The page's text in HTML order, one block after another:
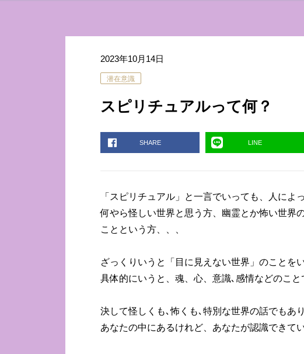
2023年10月14日
潜在意識
スピリチュアルって何？
SHARE LINE
「スピリチュアル」と一言でいっても、人によ
何やら怪しい世界と思う方、幽霊とか怖い世界
ことという方、、、
ざっくりいうと「目に見えない世界」のことを
具体的にいうと、魂、心、意識､感情などのこと
決して怪しくも､怖くも､特別な世界の話でもあ
あなたの中にあるけれど、あなたが認識できて